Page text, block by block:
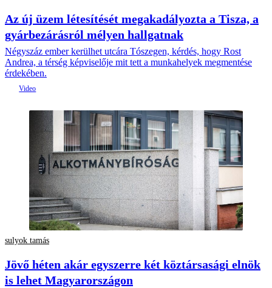
Az új üzem létesítését megakadályozta a Tisza, a
gyárbezárásról mélyen hallgatnak
Négyszáz ember kerülhet utcára Tószegen, kérdés, hogy Rost
Andrea, a térség képviselője mit tett a munkahelyek megmentése
érdekében.
sulyok tamás
Jövő héten akár egyszerre két köztársasági elnök
is lehet Magyarországon